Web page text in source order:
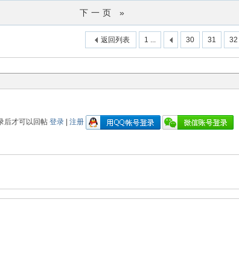
下一页 »
1 ... 30 31 32
返回列表
后才可以回帖登录 |注册